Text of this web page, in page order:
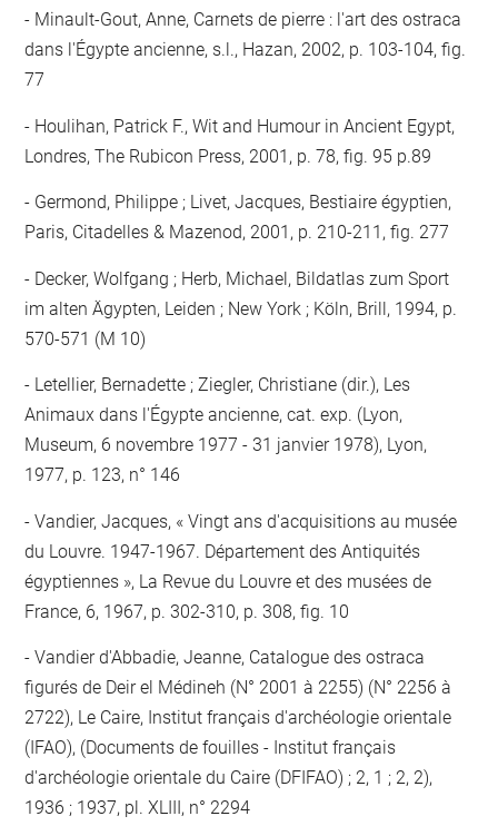
Minault-Gout, Anne, Carnets de pierre : l'art des ostraca
dans l'Égypte ancienne, s.l., Hazan, 2002, p. 103-104, fig.
77
Houlihan, Patrick F., Wit and Humour in Ancient Egypt,
Londres, The Rubicon Press, 2001, p. 78, fig. 95 p.89
Germond, Philippe ; Livet, Jacques, Bestiaire égyptien,
Paris, Citadelles & Mazenod, 2001, p. 210-211, fig. 277
Decker, Wolfgang ; Herb, Michael, Bildatlas zum Sport
im alten Ägypten, Leiden ; New York ; Köln, Brill, 1994, p.
570-571 (M 10)
Letellier, Bernadette ; Ziegler, Christiane (dir.), Les
Animaux dans l'Égypte ancienne, cat. exp. (Lyon,
Museum, 6 novembre 1977 - 31 janvier 1978), Lyon,
1977, p. 123, n° 146
Vandier, Jacques, « Vingt ans d'acquisitions au musée
du Louvre. 1947-1967. Département des Antiquités
égyptiennes », La Revue du Louvre et des musées de
France, 6, 1967, p. 302-310, p. 308, fig. 10
Vandier d'Abbadie, Jeanne, Catalogue des ostraca
figurés de Deir el Médineh (N° 2001 à 2255) (N° 2256 à
2722), Le Caire, Institut français d'archéologie orientale
(IFAO), (Documents de fouilles - Institut français
d'archéologie orientale du Caire (DFIFAO) ; 2, 1 ; 2, 2),
1936 ; 1937, pl. XLIII, n° 2294